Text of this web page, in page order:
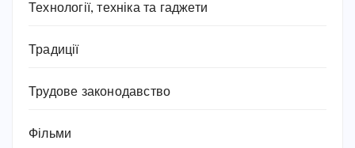
Технології, техніка та гаджети
Традиції
Трудове законодавство
Фільми